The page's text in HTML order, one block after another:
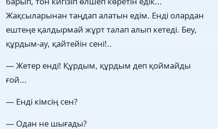
Жақсыларынан таңдап алатын едім. Енді олардан
ештеңе қалдырмай жұрт талап алып кетеді. Беу,
құрдым-ау, қайтейін сені!..
— Жетер енді! Құрдым, құрдым деп қоймайды
ғой...
— Енді кімсің сен?
— Одан не шығады?